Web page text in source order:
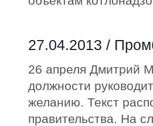
27.04.2013 /
26 апреля Дмитрий
должности
желанию. Текст
правительства. На